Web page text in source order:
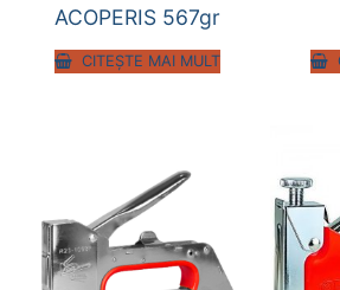
ACOPERIS 567gr
CITEȘTE MAI MULT